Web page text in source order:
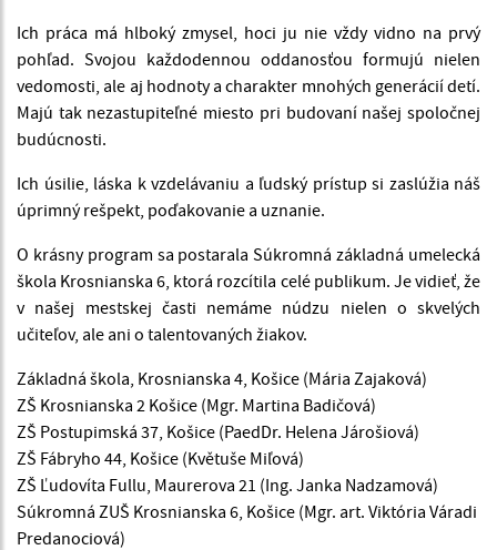
Ich práca má hlboký zmysel, hoci ju nie vždy vidno na prvý
pohľad. Svojou každodennou oddanosťou formujú nielen
vedomosti, ale aj hodnoty a charakter mnohých generácií detí.
Majú tak nezastupiteľné miesto pri budovaní našej spoločnej
budúcnosti.
Ich úsilie, láska k vzdelávaniu a ľudský prístup si zaslúžia náš
úprimný rešpekt, poďakovanie a uznanie.
O krásny program sa postarala Súkromná základná umelecká
škola Krosnianska 6, ktorá rozcítila celé publikum. Je vidieť, že
v našej mestskej časti nemáme núdzu nielen o skvelých
učiteľov, ale ani o talentovaných žiakov.
Základná škola, Krosnianska 4, Košice (Mária Zajaková)
ZŠ Krosnianska 2 Košice (Mgr. Martina Badičová)
ZŠ Postupimská 37, Košice (PaedDr. Helena Járošiová)
ZŠ Fábryho 44, Košice (Květuše Miľová)
ZŠ Ľudovíta Fullu, Maurerova 21 (Ing. Janka Nadzamová)
Súkromná ZUŠ Krosnianska 6, Košice (Mgr. art. Viktória Váradi
Predanociová)